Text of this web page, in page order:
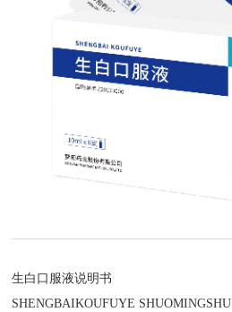
生白口服液说明书
SHENGBAIKOUFUYE SHUOMINGSHU